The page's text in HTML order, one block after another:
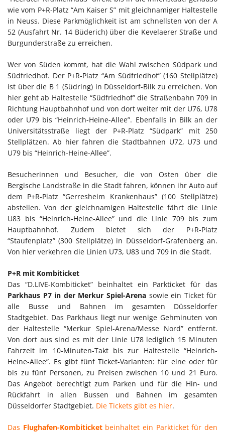
wie vom P+R-Platz “Am Kaiser S” mit gleichnamiger Haltestelle
in Neuss. Diese Parkmöglichkeit ist am schnellsten von der A
52 (Ausfahrt Nr. 14 Büderich) über die Kevelaerer Straße und
Burgunderstraße zu erreichen.
Wer von Süden kommt, hat die Wahl zwischen Südpark und
Südfriedhof. Der P+R-Platz “Am Südfriedhof” (160 Stellplätze)
ist über die B 1 (Südring) in Düsseldorf-Bilk zu erreichen. Von
hier geht ab Haltestelle “Südfriedhof” die Straßenbahn 709 in
Richtung Hauptbahnhof und von dort weiter mit der U76, U78
oder U79 bis “Heinrich-Heine-Allee”. Ebenfalls in Bilk an der
Universitätsstraße liegt der P+R-Platz “Südpark” mit 250
Stellplätzen. Ab hier fahren die Stadtbahnen U72, U73 und
U79 bis “Heinrich-Heine-Allee”.
Besucherinnen und Besucher, die von Osten über die
Bergische Landstraße in die Stadt fahren, können ihr Auto auf
dem P+R-Platz “Gerresheim Krankenhaus” (100 Stellplätze)
abstellen. Von der gleichnamigen Haltestelle fährt die Linie
U83 bis “Heinrich-Heine-Allee” und die Linie 709 bis zum
Hauptbahnhof. Zudem bietet sich der P+R-Platz
“Staufenplatz” (300 Stellplätze) in Düsseldorf-Grafenberg an.
Von hier verkehren die Linien U73, U83 und 709 in die Stadt.
P+R mit Kombiticket
Das “D.LIVE-Kombiticket” beinhaltet ein Parkticket für das
Parkhaus P7 in der Merkur Spiel-Arena sowie ein Ticket für
alle Busse und Bahnen im gesamten Düsseldorfer
Stadtgebiet. Das Parkhaus liegt nur wenige Gehminuten von
der Haltestelle “Merkur Spiel-Arena/Messe Nord” entfernt.
Von dort aus sind es mit der Linie U78 lediglich 15 Minuten
Fahrzeit im 10-Minuten-Takt bis zur Haltestelle “Heinrich-
Heine-Allee”. Es gibt fünf Ticket-Varianten: für eine oder für
bis zu fünf Personen, zu Preisen zwischen 10 und 21 Euro.
Das Angebot berechtigt zum Parken und für die Hin- und
Rückfahrt in allen Bussen und Bahnen im gesamten
Düsseldorfer Stadtgebiet. Die Tickets gibt es hier.
Das Flughafen-Kombiticketbeinhaltet ein Parkticket für den